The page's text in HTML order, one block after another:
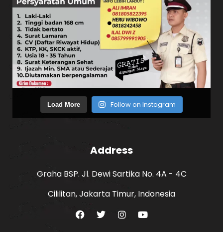
Load More Follow on Instagram
Address
Graha BSP. Jl. Dewi Sartika No. 4A - 4C
Cililitan, Jakarta Timur, Indonesia